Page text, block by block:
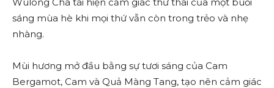
sáng mùa hè khi mọi thứ vẫn còn trong trẻo và nhẹ
nhàng.
Mùi hương mở đầu bằng sự tươi sáng của Cam
Bergamot, Cam và Quả Màng Tang, tạo nên cảm giác